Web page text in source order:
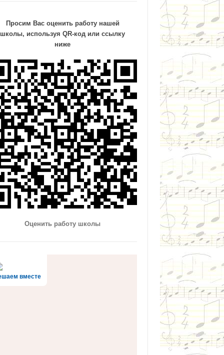
Просим Вас оценить работу нашей
школы, используя QR-код или ссылку
ниже
Оценить работу школы
вместе